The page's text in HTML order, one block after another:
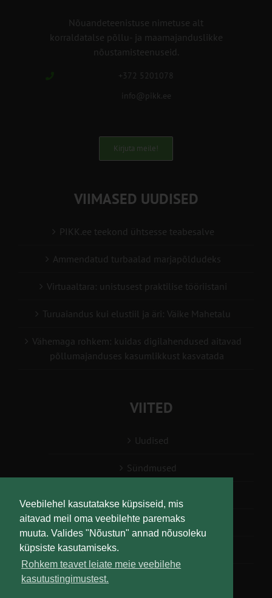
Veebilehel kasutatakse küpsiseid, mis
aitavad meil oma veebilehte paremaks
muuta. Valides "Nõustun" annad nõusoleku
küpsiste kasutamiseks.
Rohkem teavet leiate meie veebilehe
kasutustingimustest.
Nõuandeteenistuse nimetuse alt
korraldatalse põllu- ja maamajanduslikke
nõustamisteenuseid.
+372 5201078
info@pikk.ee
Kirjuta meile!
VIIMASED UUDISED
PIKK.ee teekond ühtsesse teabesalve
Ammendatud turbaalad marjapõldudeks
Virtuaaltara: unistusest praktilise tööriistani
Turuaiandus kui elustiil ja äri: Väike Mahetalu
Vähemaga rohkem: kuidas digilahendused aitavad
põllumajanduses kasumlikkust kasvatada
VIITED
Uudised
Sündmused
Teabesalv
Liitu uudiskirjaga